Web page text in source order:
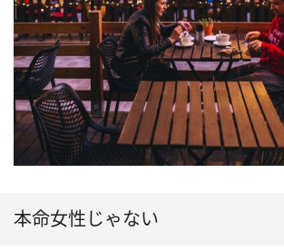
本命女性じゃない